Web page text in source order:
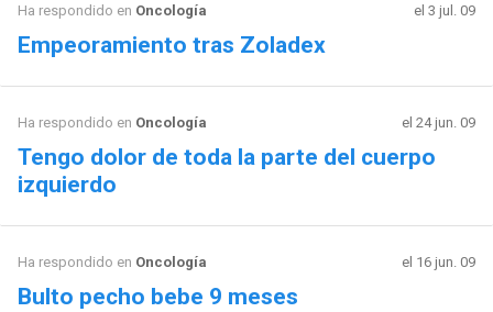
Ha respondido en Oncología el 3 jul. 09
Empeoramiento tras Zoladex
Ha respondido en Oncología el 24 jun. 09
Tengo dolor de toda la parte del cuerpo
izquierdo
Ha respondido en Oncología el 16 jun. 09
Bulto pecho bebe 9 meses